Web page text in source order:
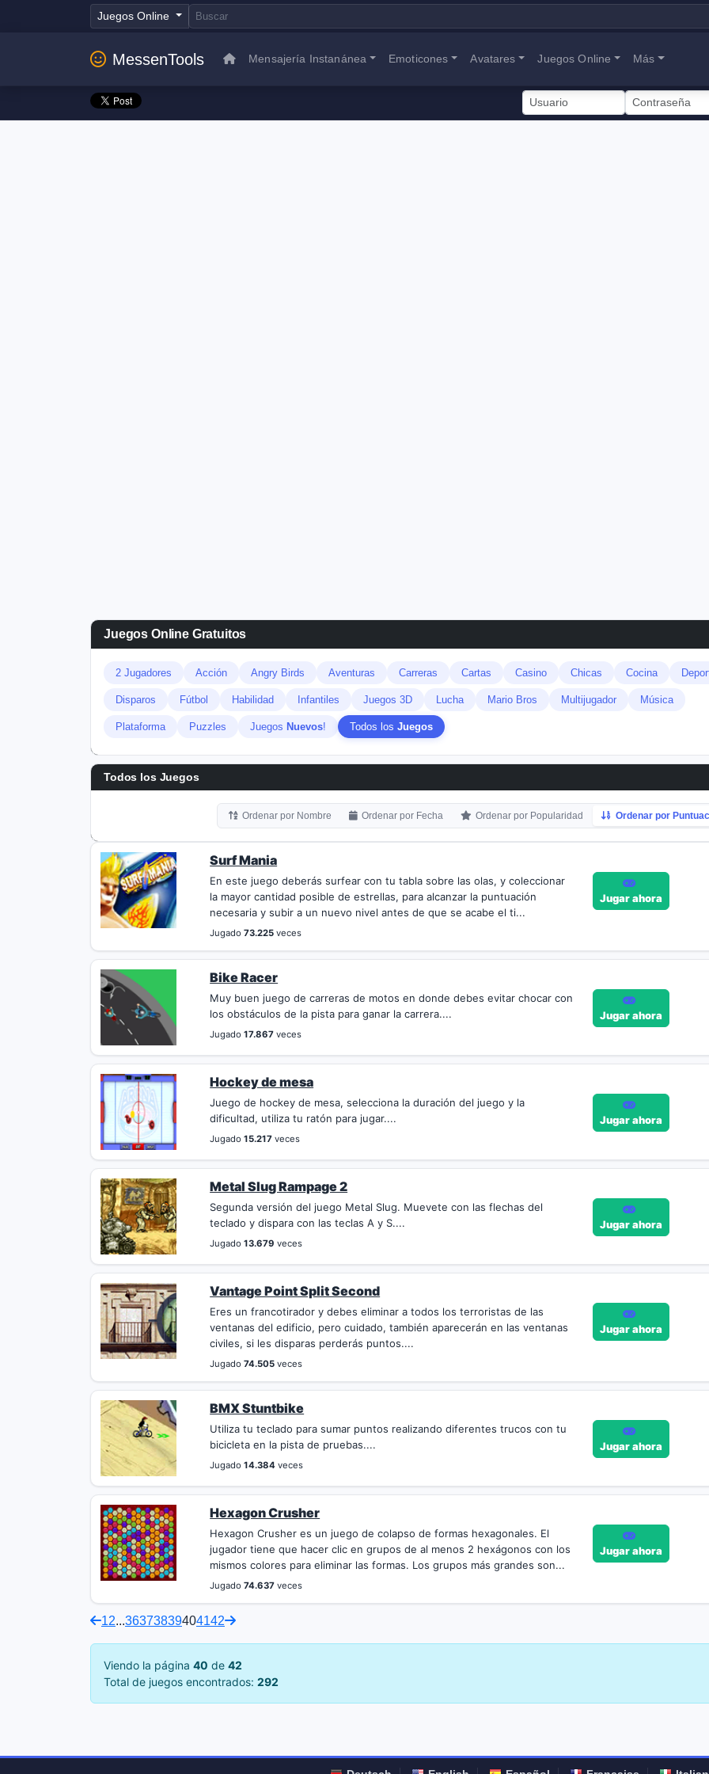
Juegos Online
MessenTools Mensajería Instanánea Emoticones Avatares Juegos Online Más
Juegos Online Gratuitos
2 Jugadores Acción Angry Birds Aventuras Carreras Cartas Casino Chicas Cocina
Disparos Fútbol Habilidad Infantiles Juegos 3D Lucha Mario Bros Multijugador Música
Plataforma Puzzles Juegos Nuevos! Todos los Juegos
Todos los Juegos
Ordenar por Nombre Ordenar por Fecha Ordenar por Popularidad Ordenar por
Surf Mania
En este juego deberás surfear con tu tabla sobre las olas, y coleccionar
la mayor cantidad posible de estrellas, para alcanzar la puntuación
necesaria y subir a un nuevo nivel antes de que se acabe el ti...
Jugado73.225 veces
Jugar ahora
Bike Racer
Muy buen juego de carreras de motos en donde debes evitar chocar con
los obstáculos de la pista para ganar la carrera....
Jugado17.867 veces
Jugar ahora
Hockey de mesa
Juego de hockey de mesa, selecciona la duración del juego y la
dificultad, utiliza tu ratón para jugar....
Jugado15.217 veces
Jugar ahora
Metal Slug Rampage 2
Segunda versión del juego Metal Slug. Muevete con las flechas del
teclado y dispara con las teclas A y S....
Jugado13.679 veces
Jugar ahora
Vantage Point Split Second
Eres un francotirador y debes eliminar a todos los terroristas de las
ventanas del edificio, pero cuidado, también aparecerán en las ventanas
civiles, si les disparas perderás puntos....
Jugado74.505 veces
Jugar ahora
BMX Stuntbike
Utiliza tu teclado para sumar puntos realizando diferentes trucos con tu
bicicleta en la pista de pruebas....
Jugado14.384 veces
Jugar ahora
Hexagon Crusher
Hexagon Crusher es un juego de colapso de formas hexagonales. El
jugador tiene que hacer clic en grupos de al menos 2 hexágonos con los
mismos colores para eliminar las formas. Los grupos más grandes son...
Jugado74.637 veces
Jugar ahora
12...36373839404142
Viendo la página 40 de 42
Total de juegos encontrados: 292